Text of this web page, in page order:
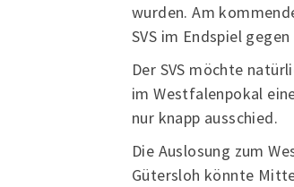
wurden. Am
SVS im Endspiel
Der SVS möchte
im Westfalenpokal
nur knapp ausschied.
Die Auslosung zum
Gütersloh könnte